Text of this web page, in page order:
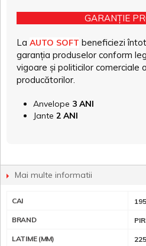
GARANȚIE
La AUTO SOFT beneficiezi
garanția produselor conform
vigoare și politicilor comerciale
producătorilor.
Anvelope 3 ANI
Jante 2 ANI
Mai multe informatii
CAI
BRAND
LATIME (MM) 225